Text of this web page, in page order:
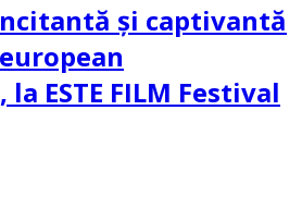
și captivantă
ESTE FILM Festival